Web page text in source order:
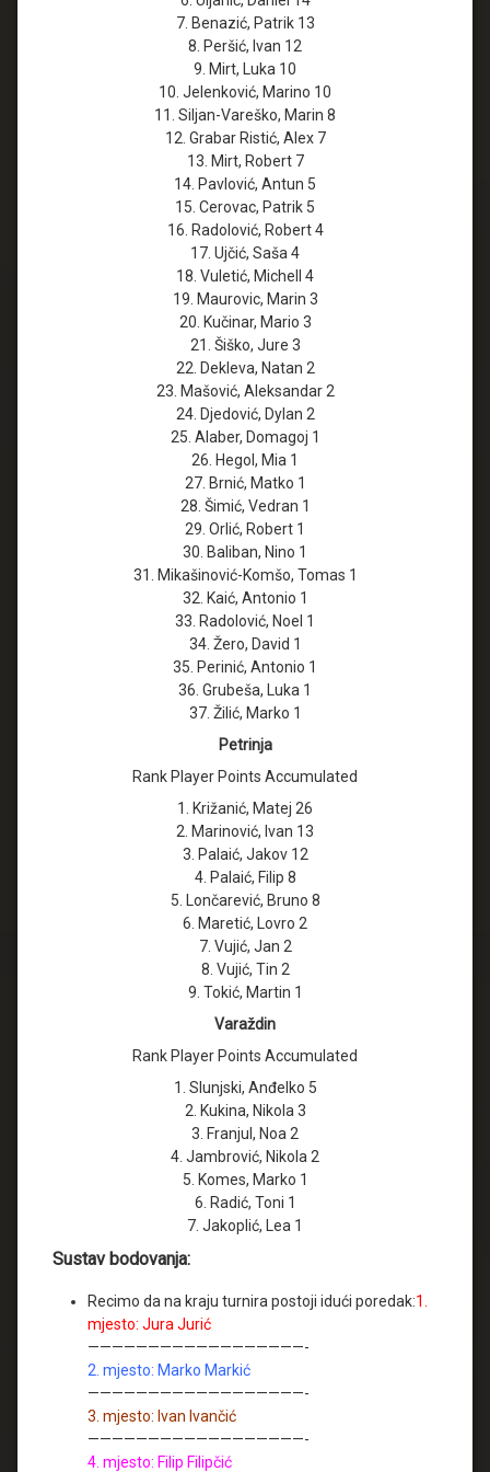
7. Benazić, Patrik 13
8. Peršić, Ivan 12
9. Mirt, Luka 10
10. Jelenković, Marino 10
11. Siljan-Vareško, Marin 8
12. Grabar Ristić, Alex 7
13. Mirt, Robert 7
14. Pavlović, Antun 5
15. Cerovac, Patrik 5
16. Radolović, Robert 4
17. Ujčić, Saša 4
18. Vuletić, Michell 4
19. Maurovic, Marin 3
20. Kučinar, Mario 3
21. Šiško, Jure 3
22. Dekleva, Natan 2
23. Mašović, Aleksandar 2
24. Djedović, Dylan 2
25. Alaber, Domagoj 1
26. Hegol, Mia 1
27. Brnić, Matko 1
28. Šimić, Vedran 1
29. Orlić, Robert 1
30. Baliban, Nino 1
31. Mikašinović-Komšo, Tomas 1
32. Kaić, Antonio 1
33. Radolović, Noel 1
34. Žero, David 1
35. Perinić, Antonio 1
36. Grubeša, Luka 1
37. Žilić, Marko 1
Petrinja
Rank Player Points Accumulated
1. Križanić, Matej 26
2. Marinović, Ivan 13
3. Palaić, Jakov 12
4. Palaić, Filip 8
5. Lončarević, Bruno 8
6. Maretić, Lovro 2
7. Vujić, Jan 2
8. Vujić, Tin 2
9. Tokić, Martin 1
Varaždin
Rank Player Points Accumulated
1. Slunjski, Anđelko 5
2. Kukina, Nikola 3
3. Franjul, Noa 2
4. Jambrović, Nikola 2
5. Komes, Marko 1
6. Radić, Toni 1
7. Jakoplić, Lea 1
Sustav bodovanja:
Recimo da na kraju turnira postoji idući poredak:1.
mjesto: Jura Jurić
——————————————————-
2. mjesto: Marko Markić
——————————————————-
3. mjesto: Ivan Ivančić
——————————————————-
4. mjesto: Filip Filipčić